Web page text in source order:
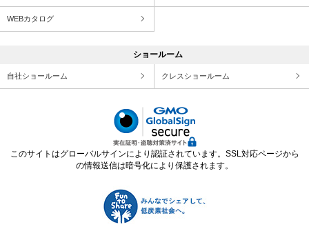
WEBカタログ
ショールーム
自社ショールーム クレスショールーム
このサイトはグローバルサインにより認証されています。SSL対応ページから
の情報送信は暗号化により保護されます。